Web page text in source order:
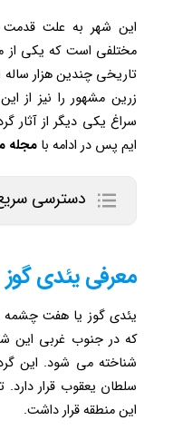
این شهر به علت قدمت
مختلفی است که یکی از
تاریخی چندین هزار ساله
زرین مشهور را نیز از
سراغ یکی دیگر از آثار
ایم پس در ادامه با مجله
دسترسی
معرفی یئدی گوز
یئدی گوز یا هفت چشمه
که در جنوب غربی این
شناخته می شود. این
سلطان یعقوب قرار
این منطقه قرار داشت.